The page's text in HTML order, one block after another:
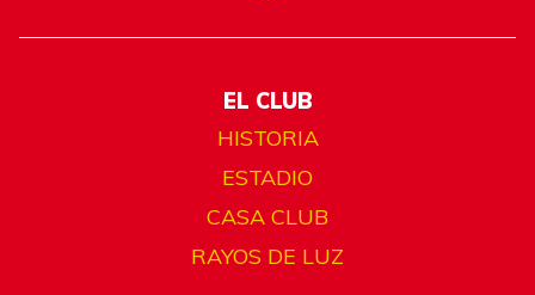
EL CLUB
HISTORIA
ESTADIO
CASA CLUB
RAYOS DE LUZ